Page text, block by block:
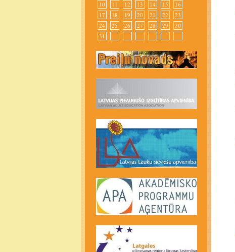
10
11 12 13 14 15
16
17
18 19 20 21 22
23
24
25 26 27 28 29
30
31